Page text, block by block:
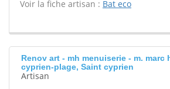
Voir la fiche artisan : Bat eco
Renov art - mh menuiserie - m. marc
cyprien-plage, Saint cyprien
Artisan